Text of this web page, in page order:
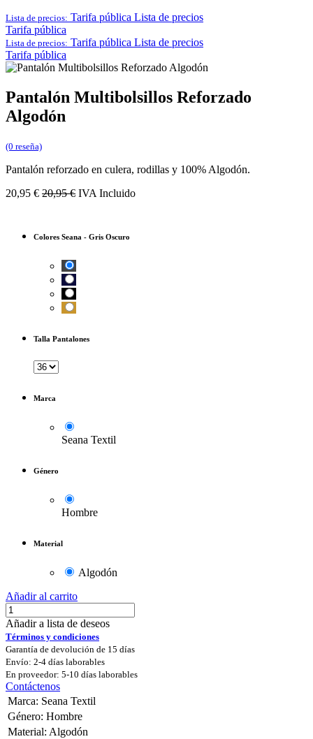
Lista de precios: Tarifa pública Lista de precios
Tarifa pública
Lista de precios: Tarifa pública Lista de precios
Tarifa pública
Pantalón Multibolsillos Reforzado
Algodón
(0 reseña)
Pantalón reforzado en culera, rodillas y 100% Algodón.
20,95 € 20,95€ IVA Incluido
Colores Seana - Gris Oscuro
Talla Pantalones
Marca
Seana Textil
Género
Hombre
Material
Algodón
Añadir al carrito
Añadir a lista de deseos
Términos y condiciones
Garantía de devolución de 15 días
Envío: 2-4 días laborables
En proveedor: 5-10 días laborables
Contáctenos
Marca: Seana Textil
Género: Hombre
Material: Algodón